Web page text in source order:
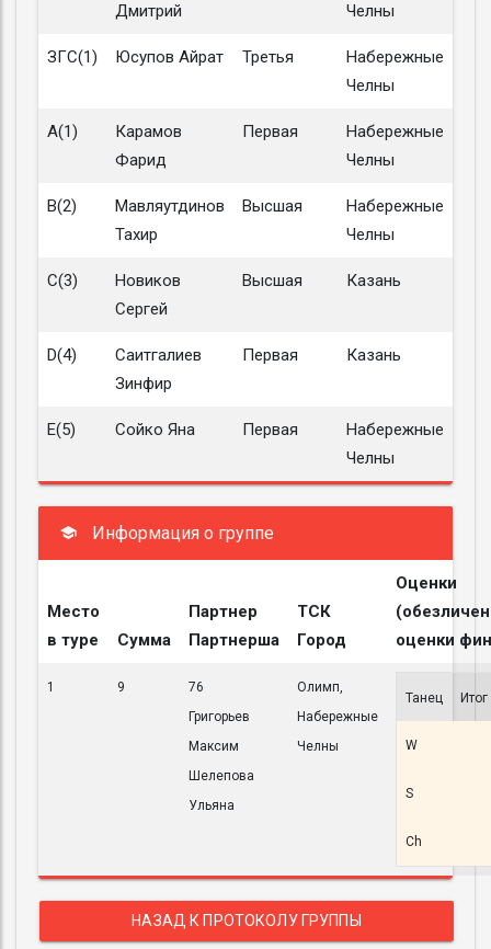
Дмитрий
Челны
ЗГС(1) Юсупов Айрат Третья
Набережные
Челны
A(1)
Карамов
Фарид
Первая
Набережные
Челны
B(2)
Мавляутдинов
Тахир
Высшая
Набережные
Челны
C(3)
Новиков
Сергей
Высшая Казань
D(4)
Саитгалиев
Зинфир
Первая Казань
E(5) Сойко Яна Первая
Набережные
Челны
Информация о группе
Место
в туре
Сумма
Партнер
Партнерша
ТСК
Город
Оценки
оценки
1 9
76
Григорьев
Максим
Шелепова
Ульяна
Олимп,
Набережные
Челны
Танец Итог
W
S
Ch
НАЗАД К ПРОТОКОЛУ ГРУППЫ